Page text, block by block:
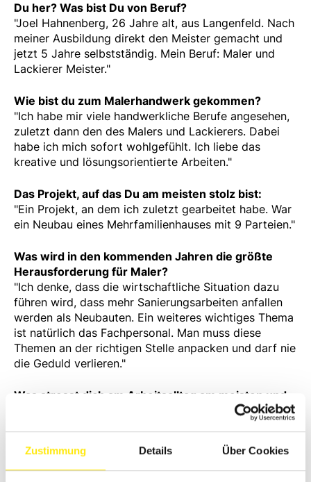
Zustimmung Details Über Cookies
Du her? Was bist Du von Beruf?
"Joel Hahnenberg, 26 Jahre alt, aus Langenfeld. Nach
meiner Ausbildung direkt den Meister gemacht und
jetzt 5 Jahre selbstständig. Mein Beruf: Maler und
Lackierer Meister."
Wie bist du zum Malerhandwerk gekommen?
"Ich habe mir viele handwerkliche Berufe angesehen,
zuletzt dann den des Malers und Lackierers. Dabei
habe ich mich sofort wohlgefühlt. Ich liebe das
kreative und lösungsorientierte Arbeiten."
Das Projekt, auf das Du am meisten stolz bist:
"Ein Projekt, an dem ich zuletzt gearbeitet habe. War
ein Neubau eines Mehrfamilienhauses mit 9 Parteien."
Was wird in den kommenden Jahren die größte
Herausforderung für Maler?
"Ich denke, dass die wirtschaftliche Situation dazu
führen wird, dass mehr Sanierungsarbeiten anfallen
werden als Neubauten. Ein weiteres wichtiges Thema
ist natürlich das Fachpersonal. Man muss diese
Themen an der richtigen Stelle anpacken und darf nie
die Geduld verlieren."
Was stresst dich am Arbeitsalltag am meisten und
Was mich stört, ist die Rücksichtslosigkeit meiner
Mitmenschen. Ein respektvoller Umgang miteinander
und nicht alles auf die Goldwaage legen, wäre
wünschenswert."